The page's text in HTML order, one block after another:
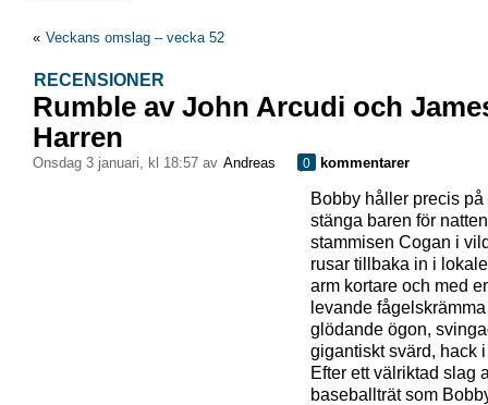
« Veckans omslag – vecka 52
RECENSIONER
Rumble av John Arcudi och
Harren
onsdag 3 januari, kl 18:57 av Andreas 0 kommentarer
Bobby håller precis på
stänga baren för
stammisen Cogan i
rusar tillbaka in i
arm kortare och med
levande
glödande ögon,
gigantiskt svärd, hack
Efter ett välriktad slag
baseballträt som